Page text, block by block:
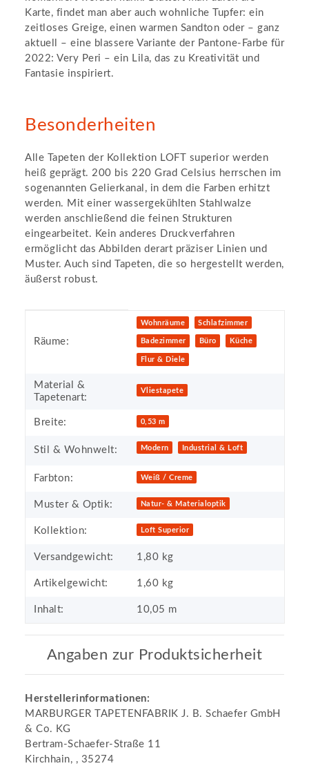
Karte, findet man aber auch wohnliche Tupfer: ein
zeitloses Greige, einen warmen Sandton oder – ganz
aktuell – eine blassere Variante der Pantone-Farbe für
2022: Very Peri – ein Lila, das zu Kreativität und
Fantasie inspiriert.
Besonderheiten
Alle Tapeten der Kollektion LOFT superior werden
heiß geprägt. 200 bis 220 Grad Celsius herrschen im
sogenannten Gelierkanal, in dem die Farben erhitzt
werden. Mit einer wassergekühlten Stahlwalze
werden anschließend die feinen Strukturen
eingearbeitet. Kein anderes Druckverfahren
ermöglicht das Abbilden derart präziser Linien und
Muster. Auch sind Tapeten, die so hergestellt werden,
äußerst robust.
Räume:
Wohnräume Schlafzimmer
Badezimmer Büro Küche
Flur & Diele
Material &
Tapetenart:
Vliestapete
Breite: 0,53 m
Stil & Wohnwelt: Modern Industrial & Loft
Farbton: Weiß / Creme
Muster & Optik: Natur- & Materialoptik
Kollektion: Loft Superior
Versandgewicht: 1,80 kg
Artikelgewicht: 1,60 kg
Inhalt: 10,05 m
Angaben zur Produktsicherheit
Herstellerinformationen:
MARBURGER TAPETENFABRIK J. B. Schaefer GmbH
& Co. KG
Bertram-Schaefer-Straße 11
Kirchhain, , 35274